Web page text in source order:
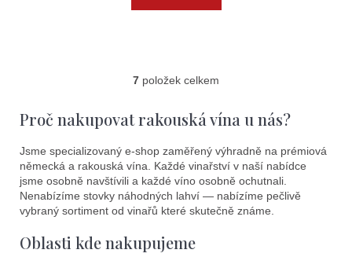
O
l
d
a
c
í
r
7 položek celkem
Proč nakupovat rakouská vína u nás?
Jsme specializovaný e-shop zaměřený výhradně na prémiová
německá a rakouská vína. Každé vinařství v naší nabídce
jsme osobně navštívili a každé víno osobně ochutnali.
Nenabízíme stovky náhodných lahví — nabízíme pečlivě
vybraný sortiment od vinařů které skutečně známe.
Oblasti kde nakupujeme